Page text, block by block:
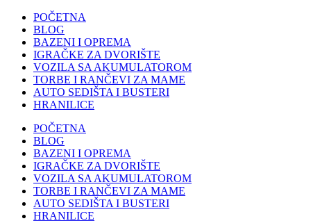
POČETNA
BLOG
BAZENI I OPREMA
IGRAČKE ZA DVORIŠTE
VOZILA SA AKUMULATOROM
TORBE I RANČEVI ZA MAME
AUTO SEDIŠTA I BUSTERI
HRANILICE
POČETNA
BLOG
BAZENI I OPREMA
IGRAČKE ZA DVORIŠTE
VOZILA SA AKUMULATOROM
TORBE I RANČEVI ZA MAME
AUTO SEDIŠTA I BUSTERI
HRANILICE